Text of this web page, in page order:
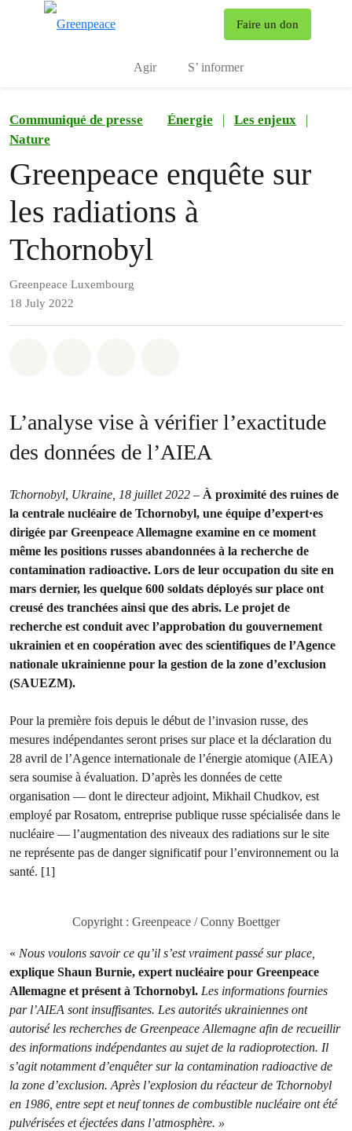
Faire un don
Agir S’ informer
Communiqué de presse Énergie | Les enjeux
|
Nature
Greenpeace enquête sur
les radiations à
Tchornobyl
Greenpeace Luxembourg
18 July 2022
L’analyse vise à vérifier l’exactitude
des données de l’AIEA
Tchornobyl, Ukraine, 18 juillet 2022 – À proximité des ruines de
la centrale nucléaire de Tchornobyl, une équipe d’expert·es
dirigée par Greenpeace Allemagne examine en ce moment
même les positions russes abandonnées à la recherche de
contamination radioactive. Lors de leur occupation du site en
mars dernier, les quelque 600 soldats déployés sur place ont
creusé des tranchées ainsi que des abris. Le projet de
recherche est conduit avec l’approbation du gouvernement
ukrainien et en coopération avec des scientifiques de l’Agence
nationale ukrainienne pour la gestion de la zone d’exclusion
(SAUEZM).
Pour la première fois depuis le début de l’invasion russe, des
mesures indépendantes seront prises sur place et la déclaration du
28 avril de l’Agence internationale de l’énergie atomique (AIEA)
sera soumise à évaluation. D’après les données de cette
organisation — dont le directeur adjoint, Mikhail Chudkov, est
employé par Rosatom, entreprise publique russe spécialisée dans le
nucléaire — l’augmentation des niveaux des radiations sur le site
ne représente pas de danger significatif pour l’environnement ou la
santé. [1]
Copyright : Greenpeace / Conny Boettger
« Nous voulons savoir ce qu’il s’est vraiment passé sur place,
explique Shaun Burnie, expert nucléaire pour Greenpeace
Allemagne et présent à Tchornobyl. Les informations fournies
par l’AIEA sont insuffisantes. Les autorités ukrainiennes ont
autorisé les recherches de Greenpeace Allemagne afin de recueillir
des informations indépendantes au sujet de la radioprotection. Il
s’agit notamment d’enquêter sur la contamination radioactive de
la zone d’exclusion. Après l’explosion du réacteur de Tchornobyl
en 1986, entre sept et neuf tonnes de combustible nucléaire ont été
pulvérisées et éjectées dans l’atmosphère. »